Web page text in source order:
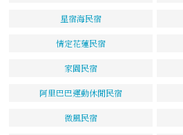
星宿海民宿
情定花蓮民宿
家園民宿
阿里巴巴運動休閒民宿
微風民宿